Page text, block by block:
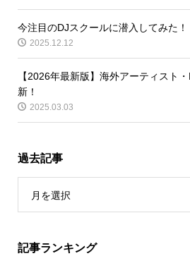
今注目のDJスクールに潜入してみた！
2025.12.12
【2026年最新版】海外アーティスト
新！
2025.03.03
過去記事
月を選択
記事ランキング